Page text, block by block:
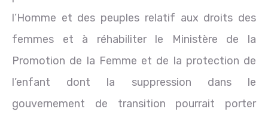
l’Homme et des peuples relatif aux droits des
femmes et à réhabiliter le Ministère de la
Promotion de la Femme et de la protection de
l’enfant dont la suppression dans le
gouvernement de transition pourrait porter